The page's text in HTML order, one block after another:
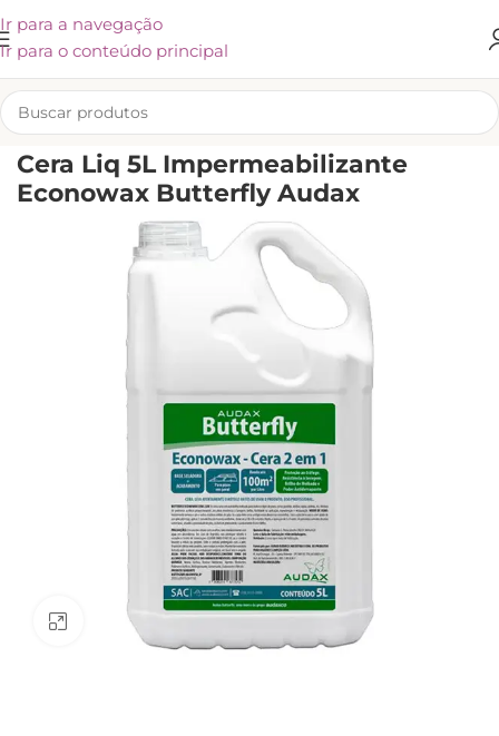
Ir para a navegação
Ir para o conteúdo principal
INÍCIO/LIMPEZA/CUIDADOS PARA A CASA/OUTROS PRODUTOS
Cera Liq 5L Impermeabilizante
Econowax Butterfly Audax
Clique para ampliar